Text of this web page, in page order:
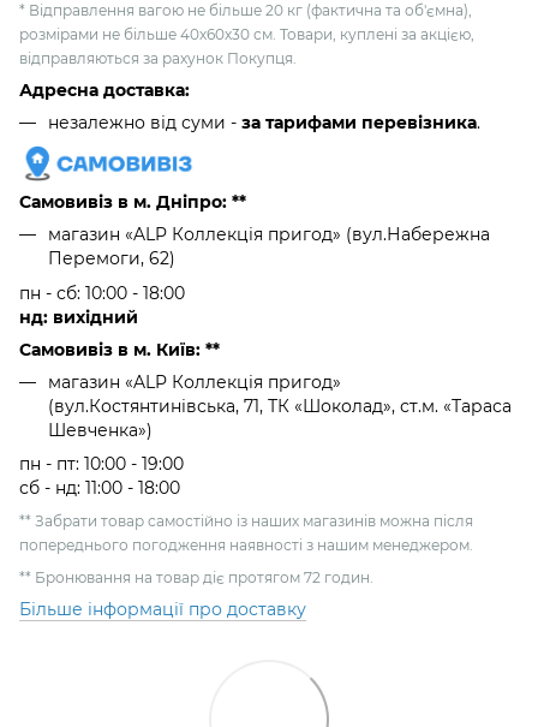
* Відправлення вагою не більше 20 кг (фактична та об'ємна),
розмірами не більше 40х60х30 см. Товари, куплені за акцією,
відправляються за рахунок Покупця.
Адресна доставка:
незалежно від суми - за тарифами перевізника.
Самовивіз в м. Дніпро: **
магазин «ALP Коллекція пригод» (вул.Набережна
Перемоги, 62)
пн - сб: 10:00 - 18:00
нд: вихідний
Самовивіз в м. Київ: **
магазин «ALP Коллекція пригод»
(вул.Костянтинівська, 71, ТК «Шоколад», ст.м. «Тараса
Шевченка»)
пн - пт: 10:00 - 19:00
сб - нд: 11:00 - 18:00
** Забрати товар самостійно із наших магазинів можна після
попереднього погодження наявності з нашим менеджером.
** Бронювання на товар діє протягом 72 годин.
Більше інформації про доставку